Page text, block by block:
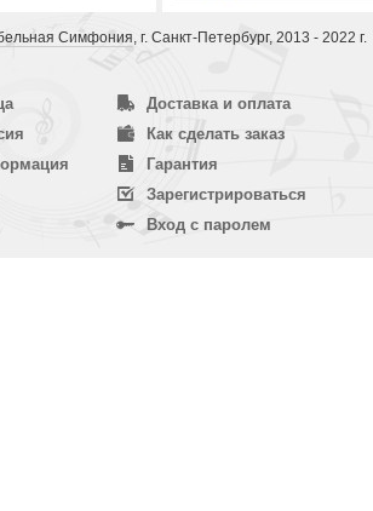
Симфония, г. Санкт-Петербург, 2013 - 2022 г.
Доставка и оплата
Как сделать заказ
Гарантия
Зарегистрироваться
Вход с паролем